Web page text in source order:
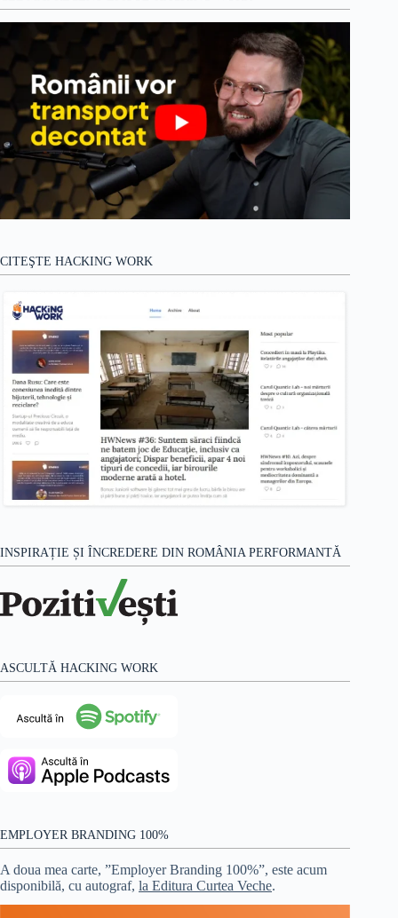
CITEŞTE HACKING WORK
INSPIRAȚIE ȘI ÎNCREDERE DIN ROMÂNIA PERFORMANTĂ
ASCULTĂ HACKING WORK
EMPLOYER BRANDING 100%
A doua mea carte, ”Employer Branding 100%”, este acum
disponibilă, cu autograf, la Editura Curtea Veche.